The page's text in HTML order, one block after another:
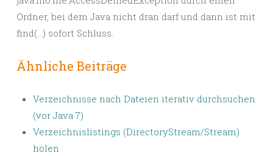
Ordner, bei dem Java nicht dran darf und dann ist mit
find(…) sofort Schluss.
Ähnliche Beiträge
Verzeichnisse nach Dateien iterativ durchsuchen
(vor Java 7)
Verzeichnislistings (DirectoryStream/Stream)
holen